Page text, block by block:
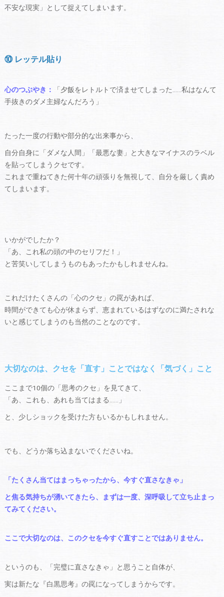
不安な現実」として捉えてしまいます。
⑩ レッテル貼り
心のつぶやき：
「夕飯をレトルトで済ませてしまった……私はなんて
手抜きのダメ主婦なんだろう」
たった一度の行動や部分的な出来事から、
自分自身に「ダメな人間」「最悪な妻」と大きなマイナスのラベル
を貼ってしまうクセです。
これまで重ねてきた何十年の頑張りを無視して、自分を厳しく責め
てしまいます。
いかがでしたか？
「あ、これ私の頭の中のセリフだ！」
と苦笑いしてしまうものもあったかもしれませんね。
これだけたくさんの「心のクセ」の罠があれば、
時間ができても心が休まらず、恵まれているはずなのに満たされな
いと感じてしまうのも当然のことなのです。
大切なのは、クセを「直す」ことではなく「気づく」こと
ここまで10個の「思考のクセ」を見てきて、
「あ、これも、あれも当てはまる……」
と、少しショックを受けた方もいるかもしれません。
でも、どうか落ち込まないでくださいね。
「たくさん当てはまっちゃったから、今すぐ直さなきゃ」
と焦る気持ちが湧いてきたら、まずは一度、深呼吸して立ち止まっ
てみてください。
ここで大切なのは、このクセを今すぐ直すことではありません。
というのも、「完璧に直さなきゃ」と思うこと自体が、
実は新たな『白黒思考』の罠になってしまうからです。